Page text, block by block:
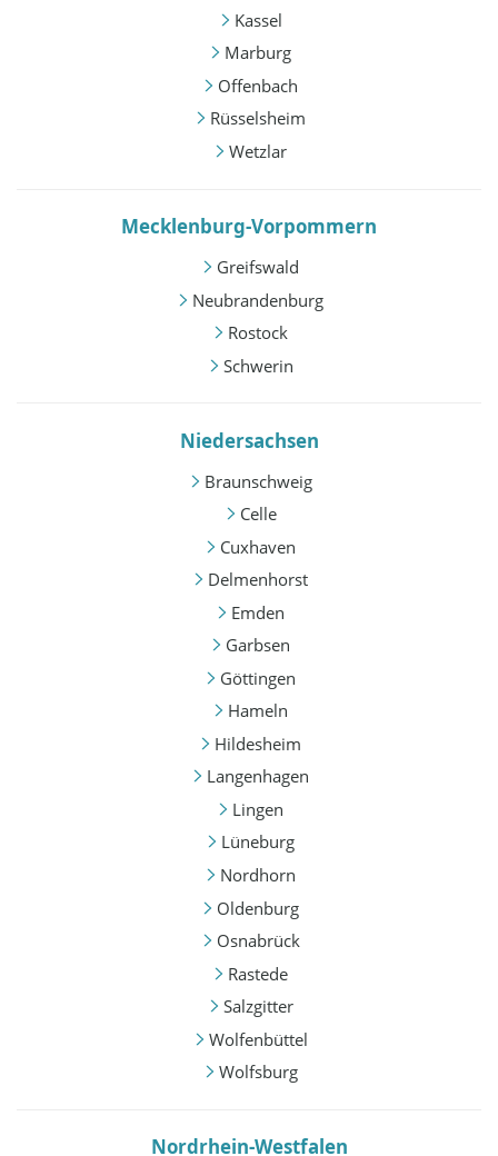
Kassel
Marburg
Offenbach
Rüsselsheim
Wetzlar
Mecklenburg-Vorpommern
Greifswald
Neubrandenburg
Rostock
Schwerin
Niedersachsen
Braunschweig
Celle
Cuxhaven
Delmenhorst
Emden
Garbsen
Göttingen
Hameln
Hildesheim
Langenhagen
Lingen
Lüneburg
Nordhorn
Oldenburg
Osnabrück
Rastede
Salzgitter
Wolfenbüttel
Wolfsburg
Nordrhein-Westfalen